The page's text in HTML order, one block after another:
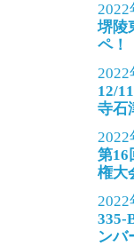
2022
堺陵
ペ！
2022
12/
寺石
2022
第16
権大
2022
335-
ンバ